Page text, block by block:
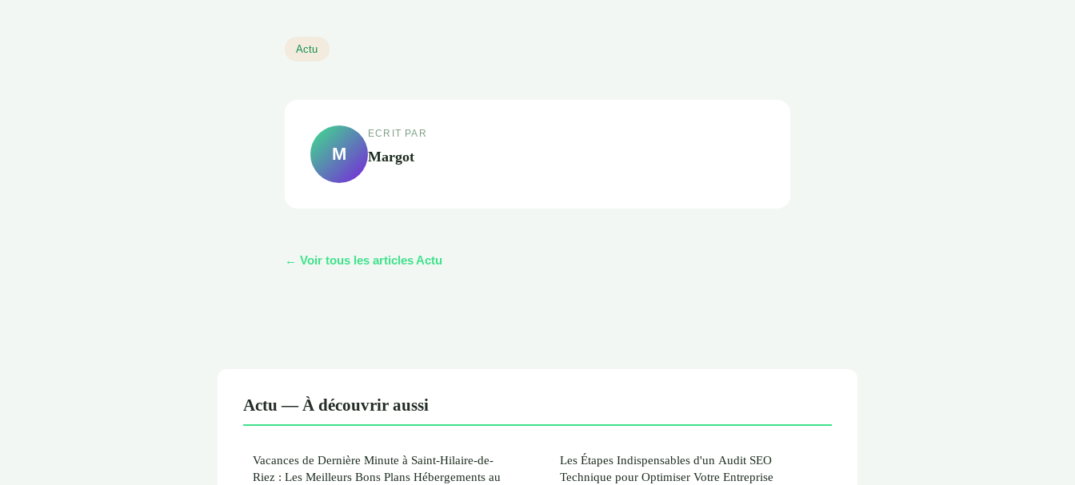
Actu
M
ECRIT PAR
Margot
← Voir tous les articles Actu
Actu — À découvrir aussi
Vacances de Dernière Minute à Saint-Hilaire-de-
Riez : Les Meilleurs Bons Plans Hébergements au
Les Étapes Indispensables d'un Audit SEO
Technique pour Optimiser Votre Entreprise